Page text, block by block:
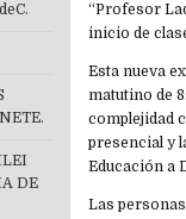
“Profesor
inicio de
Esta nueva
matutino de
complejidad
presencial y
Educación a
Las
DE